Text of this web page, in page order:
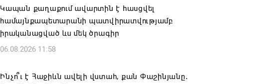
Կապան քաղաքում ավարտին է հասցվել
համայնքապետարանի պատվիրատվությամբ
իրականացված ևս մեկ ծրագիր
06.08.2026 11:58
Ինչո՞ւ է Հաջիևն ավելի վստահ, քան Փաշինյանը․